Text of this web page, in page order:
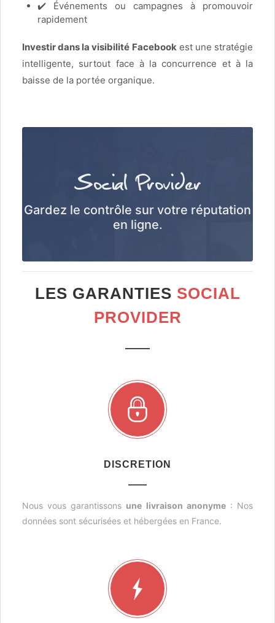
✔️ Événements ou campagnes à promouvoir
rapidement
Investir dans la visibilité Facebookest une stratégie
intelligente, surtout face à la concurrence et à la
baisse de la portée organique.
Social Provider
Gardez le contrôle sur votre réputation
en ligne.
LES GARANTIES SOCIAL
PROVIDER
DISCRETION
Nous vous garantissons une livraison anonyme: Nos
données sont sécurisées et hébergées en France.